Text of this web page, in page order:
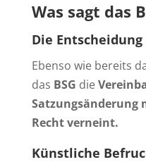
Was sagt das
Die Entscheidung
Ebenso wie bereits
das BSG die
Satzungsänderung
Recht verneint.
Künstliche